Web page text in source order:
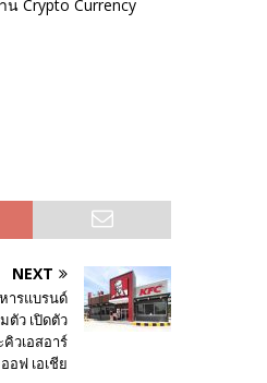
น Crypto Currency
NEXT
ารแบรนด์
ตัว เปิดตัว
วเอสอาร์
ออฟ เอเชีย